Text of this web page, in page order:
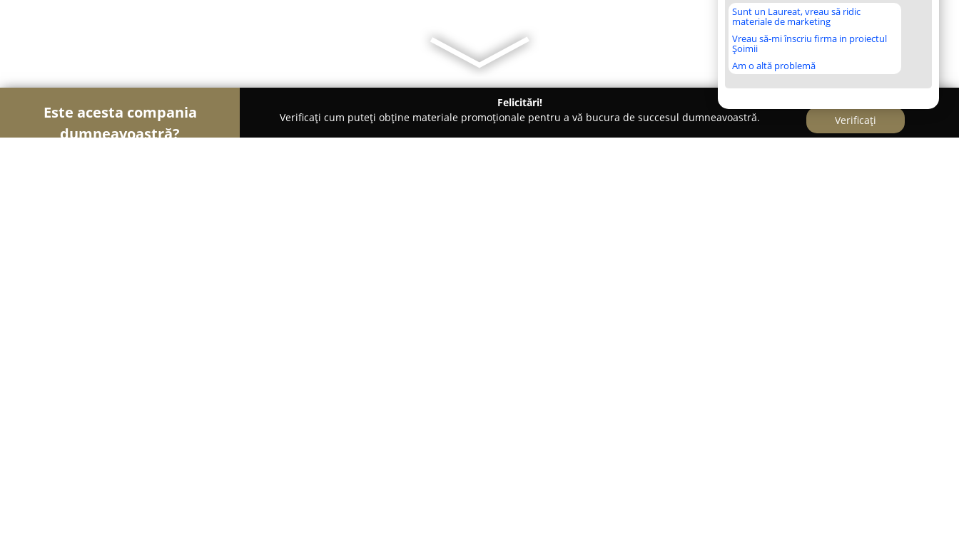
Sunt un Laureat, vreau să ridic
materiale de marketing
Vreau să-mi înscriu firma in proiectul
Șoimii
Am o altă problemă
Este acesta compania
dumneavoastră?
Felicitări!
Verificați cum puteți obține materiale promoționale pentru a vă bucura de succesul dumneavoastră.
Verificați